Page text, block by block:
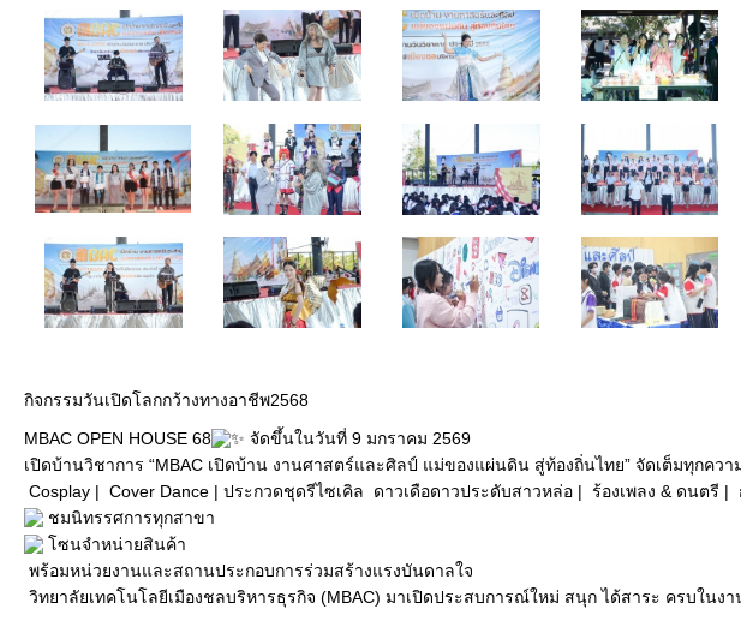
กิจกรรมวันเปิดโลกกว้างทางอาชีพ2568
MBAC OPEN HOUSE 68
จัดขึ้นในวันที่ 9 มกราคม 2569
เปิดบ้านวิชาการ “MBAC เปิดบ้าน งานศาสตร์และศิลป์ แม่ของแผ่นดิน สู่ท้องถิ่นไทย” จัดเต็มทุกควา
Cosplay | Cover Dance | ประกวดชุดรีไซเคิล ดาวเดือดาวประดับสาวหล่อ | ร้องเพลง & ดนตรี |
ชมนิทรรศการทุกสาขา
โซนจำหน่ายสินค้า
พร้อมหน่วยงานและสถานประกอบการร่วมสร้างแรงบันดาลใจ
วิทยาลัยเทคโนโลยีเมืองชลบริหารธุรกิจ (MBAC) มาเปิดประสบการณ์ใหม่ สนุก ได้สาระ ครบในงา